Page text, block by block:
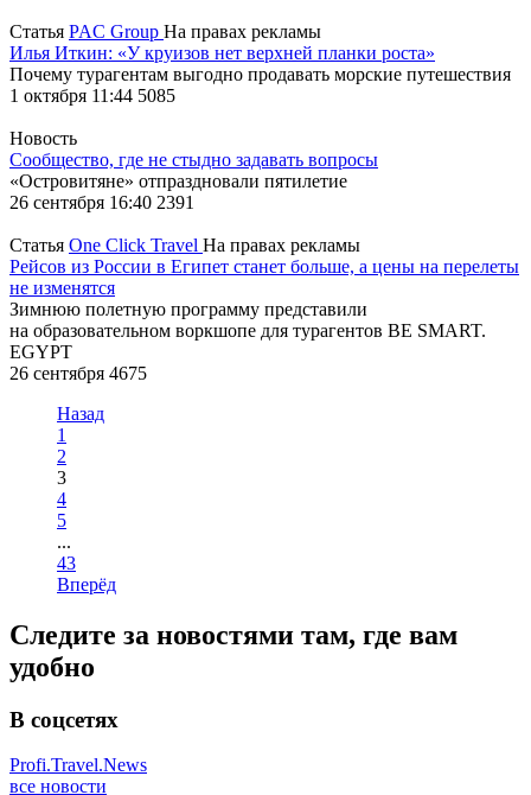
Статья PAC Group На правах рекламы
Илья Иткин: «У круизов нет верхней планки роста»
Почему турагентам выгодно продавать морские путешествия
1 октября 11:44 5085
Новость
Сообщество, где не стыдно задавать вопросы
«Островитяне» отпраздновали пятилетие
26 сентября 16:40 2391
Статья One Click Travel На правах рекламы
Рейсов из России в Египет станет больше, а цены на перелеты
не изменятся
Зимнюю полетную программу представили
на образовательном воркшопе для турагентов BE SMART.
EGYPT
26 сентября 4675
Назад
1
2
3
4
5
...
43
Вперёд
Следите за новостями там, где вам
удобно
В соцсетях
Profi.Travel.News
все новости